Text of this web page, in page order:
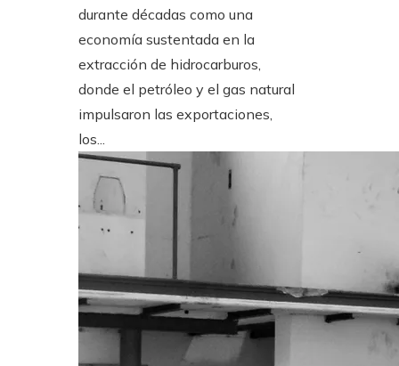
durante décadas como una
economía sustentada en la
extracción de hidrocarburos,
donde el petróleo y el gas natural
impulsaron las exportaciones,
los...